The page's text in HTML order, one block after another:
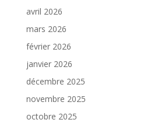
avril 2026
mars 2026
février 2026
janvier 2026
décembre 2025
novembre 2025
octobre 2025